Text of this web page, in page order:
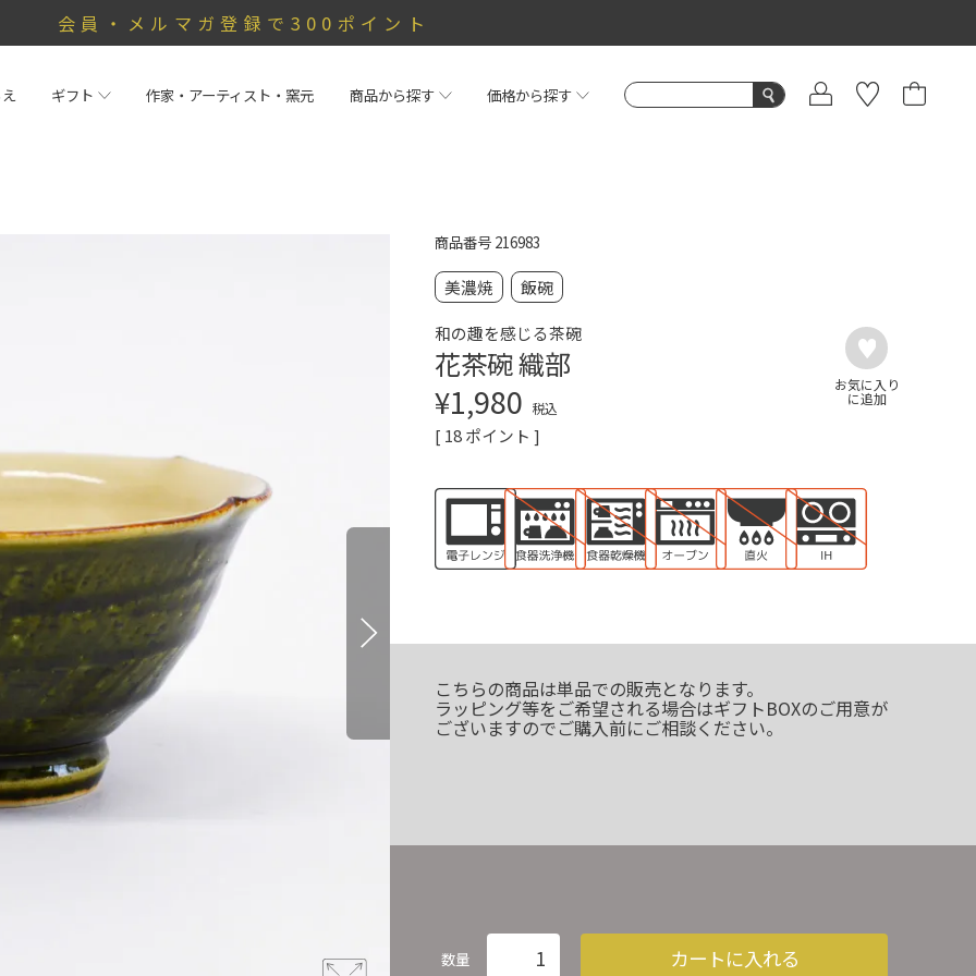
会員・メルマガ登録で300ポイント
ギフト 作家・アーティスト・窯元 商品から探す 価格から探す
商品番号 216983
美濃焼 飯碗
和の趣を感じる茶碗
花茶碗 織部
¥1,980 税込
[ 18 ポイント ]
こちらの商品は単品での販売となります。
ラッピング等をご希望される場合はギフトBOXのご用意が
ございますのでご購入前にご相談ください。
数量 カートに入れる